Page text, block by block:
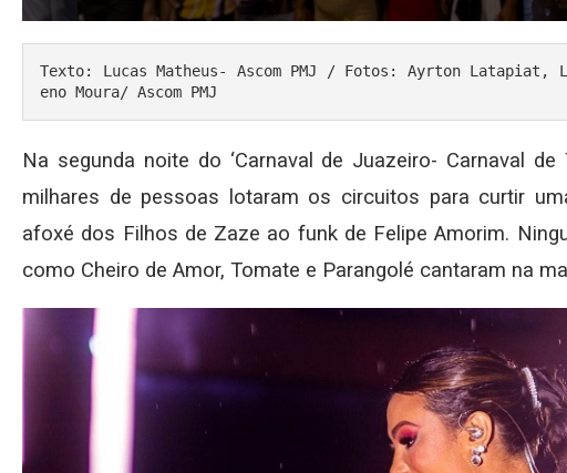
Texto: Lucas Matheus- Ascom PMJ / Fotos: Ayrton Latapiat,
eno Moura/ Ascom PMJ
Na segunda noite do ‘Carnaval de Juazeiro- Carnaval de
milhares de pessoas lotaram os circuitos para curtir
afoxé dos Filhos de Zaze ao funk de Felipe Amorim.
como Cheiro de Amor, Tomate e Parangolé cantaram na